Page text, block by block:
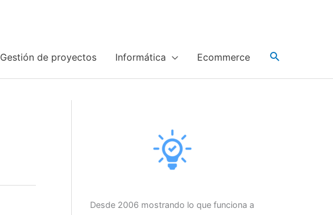
Gestión de proyectos Informática Ecommerce
Desde 2006 mostrando lo que funciona a